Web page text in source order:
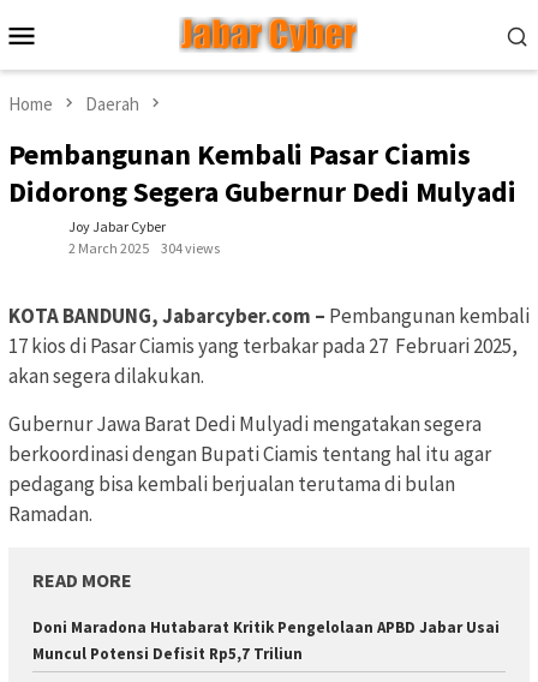
to
contentMenu
Home Daerah
Pembangunan Kembali Pasar Ciamis
Didorong Segera Gubernur Dedi Mulyadi
Joy Jabar Cyber
2 March 2025
304 views
KOTA BANDUNG, Jabarcyber.com – Pembangunan kembali
17 kios di Pasar Ciamis yang terbakar pada 27 Februari 2025,
akan segera dilakukan.
Gubernur Jawa Barat Dedi Mulyadi mengatakan segera
berkoordinasi dengan Bupati Ciamis tentang hal itu agar
pedagang bisa kembali berjualan terutama di bulan
Ramadan.
READ MORE
Doni Maradona Hutabarat Kritik Pengelolaan APBD Jabar Usai
Muncul Potensi Defisit Rp5,7 Triliun